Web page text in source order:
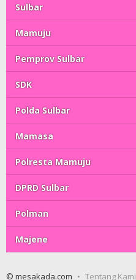
Sulbar
Mamuju
Pemprov Sulbar
SDK
Polda Sulbar
Mamasa
Polresta Mamuju
DPRD Sulbar
Polman
Majene
© mesakada.com Tentang Kami